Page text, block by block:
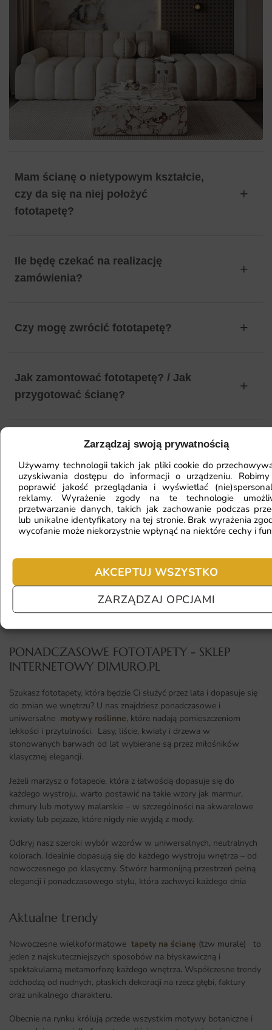
Zarządzaj swoją prywatnością
Używamy technologii takich jak pliki cookie do
uzyskiwania dostępu do informacji o urządzeniu.
poprawić jakość przeglądania i wyświetlać
reklamy. Wyrażenie zgody na te technologie
przetwarzanie danych, takich jak zachowanie podczas
lub unikalne identyfikatory na tej stronie. Brak wyrażenia
wycofanie może niekorzystnie wpłynąć na niektóre cechy i
AKCEPTUJ WSZYSTKO
ZARZĄDZAJ OPCJAMI
Mam ścianę o nietypowym kształcie,
czy da się na niej położyć
fototapetę?
Ile będę czekać na realizację
zamówienia?
Czy mogę zwrócić fototapetę?
Jak zamontować fototapetę? / Jak
przygotować ścianę?
Fototapeta ma inny kolor na telefonie
a inny na komputerze. Jak sprawdzić
kolor?
Jaki materiał wybrać?
Jaka jest trwałość fototapety?
PONADCZASOWE FOTOTAPETY - SKLEP
INTERNETOWY DIMURO.PL​
Szukasz fototapety, która będzie Ci służyć przez lata i dopasuje się
do zmian we wnętrzu? U nas znajdziesz ponadczasowe i
uniwersalne motywy roślinne, które nadają pomieszczeniom
lekkości i przytulności. Lasy, liście, kwiaty i drzewa w
stonowanych barwach od lat wybierane są przez miłośników
klasycznej elegancji.
Jeżeli marzysz o fotapecie, która z łatwością dopasuje się do
każdego wystroju, warto postawić na takie wzory jak marmur,
chmury lub motywy malarskie – w szczególności na akwarelowe
kwiaty lub pejzaże, które nigdy nie wyjdą z mody.
Odkryj nasz szeroki wybór wzorów w uniwersalnych, neutralnych
kolorach. Idealnie dopasują się do każdego wystroju wnętrza – od
nowoczesnego po klasyczny. Stwórz harmonijną przestrzeń pełną
elegancji i ponadczasowego stylu, która zachwyci każdego dnia
Aktualne trendy​
Nowoczesne wielkoformatowe tapety na ścianę (tzw murale) to
jeden z najskuteczniejszych sposobów na błyskawiczną i
spektakularną metamorfozę każdego wnętrza. Współczesne trendy
odchodzą od nudnych, płaskich dekoracji na rzecz głębi, faktury
oraz unikalnego charakteru.
Obecnie na rynku królują przede wszystkim motywy botaniczne i